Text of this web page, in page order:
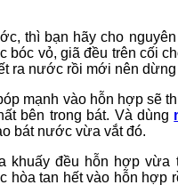
thì bạn hãy cho
bóc vỏ, giã đều trên cối
ra nước rồi mới nên dừng
mạnh vào hỗn hợp sẽ
bên trong bát. Và dùng
bát nước vừa vắt đó.
khuấy đều hỗn hợp vừa
hòa tan hết vào hỗn hợp